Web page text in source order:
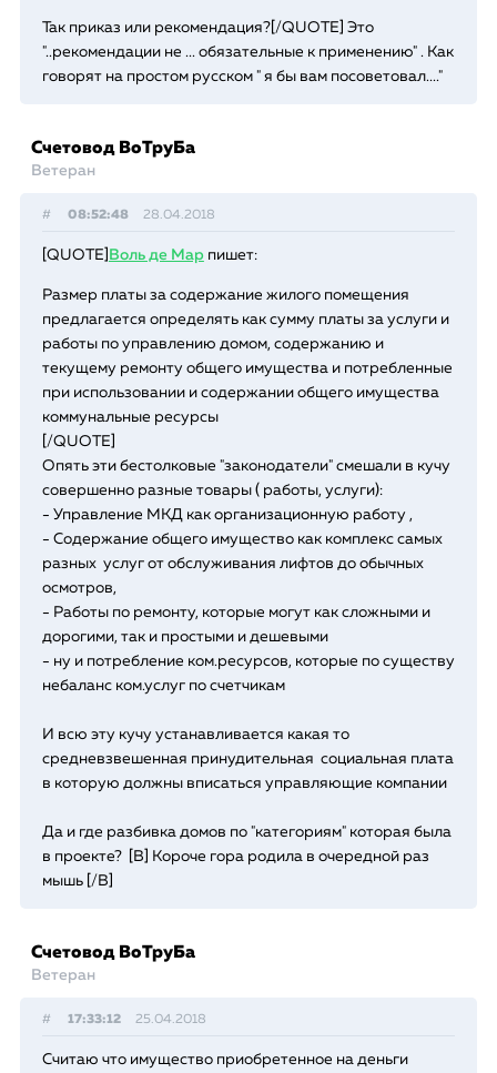
Так приказ или рекомендация?[/QUOTE] Это
"..рекомендации не ... обязательные к применению" . Как
говорят на простом русском " я бы вам посоветовал...."
Счетовод ВоТруБа
Ветеран
# 08:52:48 28.04.2018
[QUOTE] Воль де Марпишет:
Размер платы за содержание жилого помещения
предлагается определять как сумму платы за услуги и
работы по управлению домом, содержанию и
текущему ремонту общего имущества и потребленные
при использовании и содержании общего имущества
коммунальные ресурсы
[/QUOTE]
Опять эти бестолковые "законодатели" смешали в кучу
совершенно разные товары ( работы, услуги):
- Управление МКД как организационную работу ,
- Содержание общего имущество как комплекс самых
разных услуг от обслуживания лифтов до обычных
осмотров,
- Работы по ремонту, которые могут как сложными и
дорогими, так и простыми и дешевыми
- ну и потребление ком.ресурсов, которые по существу
небаланс ком.услуг по счетчикам
И всю эту кучу устанавливается какая то
средневзвешенная принудительная социальная плата
в которую должны вписаться управляющие компании
Да и где разбивка домов по "категориям" которая была
в проекте? [B] Короче гора родила в очередной раз
мышь [/B]
Счетовод ВоТруБа
Ветеран
# 17:33:12 25.04.2018
Считаю что имущество приобретенное на деньги